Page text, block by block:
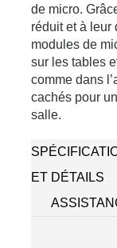
de micro.
réduit et à leur
modules de
sur les tables
comme dans
cachés pour
salle.
ET DÉTAILS